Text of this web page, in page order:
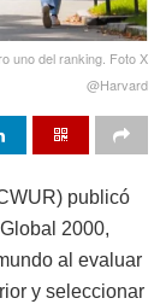
uno del ranking. Foto X
@Harvard
publicó
2000,
al evaluar
y seleccionar